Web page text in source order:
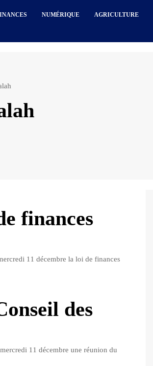
NUMÉRIQUE AGRICULTURE
finances
11 décembre la loi de finances
des
11 décembre une réunion du